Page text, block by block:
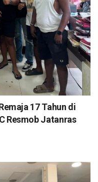
17 Tahun di
Resmob Jatanras